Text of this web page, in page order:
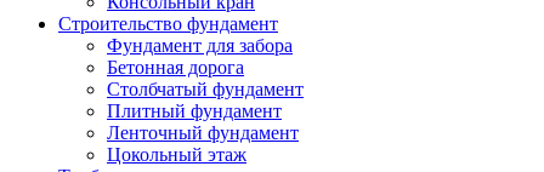
Строительство фундамент
Фундамент для забора
Бетонная дорога
Столбчатый фундамент
Плитный фундамент
Ленточный фундамент
Цокольный этаж